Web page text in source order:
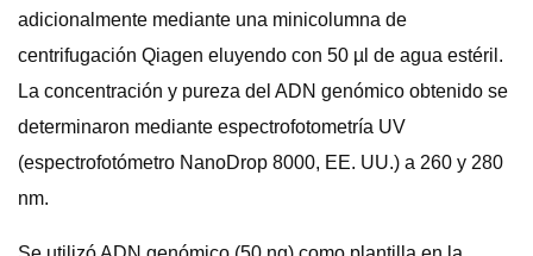
adicionalmente mediante una minicolumna de
centrifugación Qiagen eluyendo con 50 µl de agua estéril.
La concentración y pureza del ADN genómico obtenido se
determinaron mediante espectrofotometría UV
(espectrofotómetro NanoDrop 8000, EE. UU.) a 260 y 280
nm.